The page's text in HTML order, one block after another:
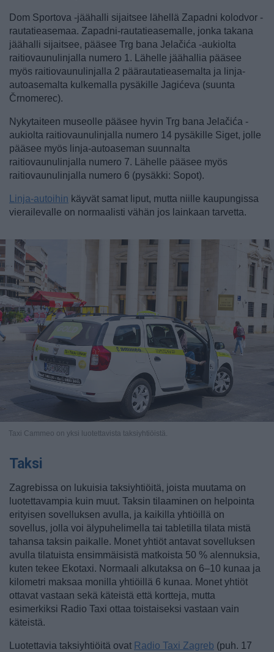
Dom Sportova -jäähalli sijaitsee lähellä Zapadni kolodvor -
rautatieasemaa. Zapadni-rautatieasemalle, jonka takana
jäähalli sijaitsee, pääsee Trg bana Jelačića -aukiolta
raitiovaunulinjalla numero 1. Lähelle jäähallia pääsee
myös raitiovaunulinjalla 2 päärautatieasemalta ja linja-
autoasemalta kulkemalla pysäkille Jagićeva (suunta
Črnomerec).
Nykytaiteen museolle pääsee hyvin Trg bana Jelačića -
aukiolta raitiovaunulinjalla numero 14 pysäkille Siget, jolle
pääsee myös linja-autoaseman suunnalta
raitiovaunulinjalla numero 7. Lähelle pääsee myös
raitiovaunulinjalla numero 6 (pysäkki: Sopot).
Linja-autoihin käyvät samat liput, mutta niille kaupungissa
vierailevalle on normaalisti vähän jos lainkaan tarvetta.
Taxi Cammeo on yksi luotettavista taksiyhtiöistä.
Taksi
Zagrebissa on lukuisia taksiyhtiöitä, joista muutama on
luotettavampia kuin muut. Taksin tilaaminen on helpointa
erityisen sovelluksen avulla, ja kaikilla yhtiöillä on
sovellus, jolla voi älypuhelimella tai tabletilla tilata mistä
tahansa taksin paikalle. Monet yhtiöt antavat sovelluksen
avulla tilatuista ensimmäisistä matkoista 50 % alennuksia,
kuten tekee Ekotaxi. Normaali alkutaksa on 6–10 kunaa ja
kilometri maksaa monilla yhtiöillä 6 kunaa. Monet yhtiöt
ottavat vastaan sekä käteistä että kortteja, mutta
esimerkiksi Radio Taxi ottaa toistaiseksi vastaan vain
käteistä.
Luotettavia taksiyhtiöitä ovat Radio Taxi Zagreb (puh. 17